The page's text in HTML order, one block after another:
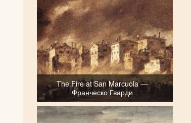
The Fire at San Marcuola —
Франческо Гварди